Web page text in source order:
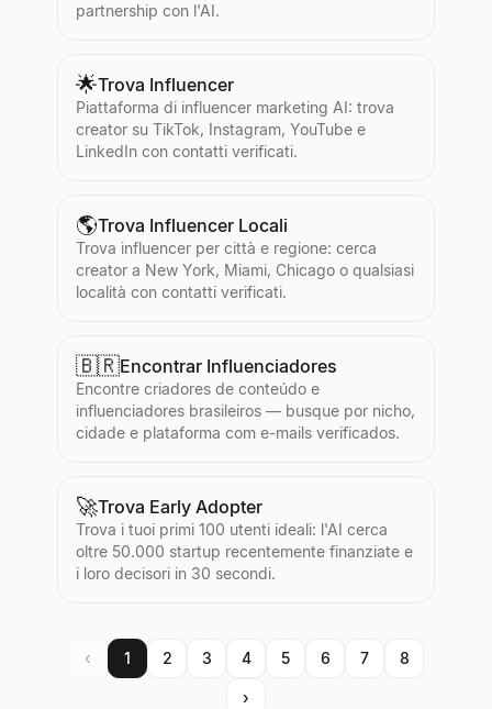
partnership con l'AI.
🌟Trova Influencer
Piattaforma di influencer marketing AI: trova
creator su TikTok, Instagram, YouTube e
LinkedIn con contatti verificati.
🌎Trova Influencer Locali
Trova influencer per città e regione: cerca
creator a New York, Miami, Chicago o qualsiasi
località con contatti verificati.
🇧🇷Encontrar Influenciadores
Encontre criadores de conteúdo e
influenciadores brasileiros — busque por nicho,
cidade e plataforma com e-mails verificados.
🚀Trova Early Adopter
Trova i tuoi primi 100 utenti ideali: l'AI cerca
oltre 50.000 startup recentemente finanziate e
i loro decisori in 30 secondi.
‹ 1 2 3 4 5 6 7 8
›